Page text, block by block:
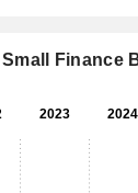
Finance